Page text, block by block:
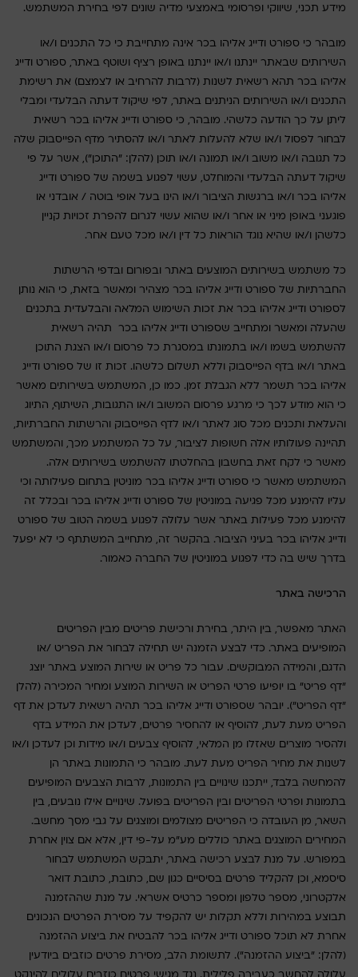
מידע תכני, שיווקי ופרסומי באמצעי מדיה שונים לפי בחירת המשתמש.
מובהר כי ספורט ודייג אליהו בכר אינה מתחייבת כי כל התכנים ו/או
השירותים שבאתר יינתנו ו/או יינתנו באופן רציף ושוטף באתר, ספורט ודייג
אליהו בכר תהא רשאית לשנות (לרבות להרחיב או לצמצם) את רשימת
התכנים ו/או השירותים הניתנים באתר, לפי שיקול דעתה הבלעדי ומבלי
ליתן על כך הודעה כלשהי. מובהר, כי ספורט ודייג אליהו בכר רשאית
לבחור לפסול ו/או שלא להעלות לאתר ו/או להסתיר מדף הפייסבוק שלה
כל תגובה ו/או משוב ו/או תמונה ו/או תוכן (להלן: "התוכן"), אשר על פי
שיקול דעתה הבלעדי והמוחלט, עשוי לפגוע בשמה של ספורט ודייג
אליהו בכר ו/או ברגשות הציבור ו/או הינו בעל אופי בוטה / אובדני או
פוגעני באופן מיני או אחר ו/או שהוא עשוי לגרום להפרת זכויות קניין
כלשהן ו/או שהיא נוגד הוראות כל דין ו/או מכל טעם אחר.
כל משתמש בשירותים המוצעים באתר ובפורום ובדפי הרשתות
החברתיות של ספורט ודייג אליהו בכר מצהיר ומאשר בזאת, כי הוא נותן
לספורט ודייג אליהו בכר את זכות השימוש המלאה והבלעדית בתכנים
שהעלה ומאשר ומתחייב שספורט ודייג אליהו בכר תהיה רשאית
להשתמש בשמו ו/או בתמונתו במסגרת כל פרסום ו/או הצגת התוכן
באתר ו/או בדף הפייסבוק וללא תשלום כלשהו. זכות זו של ספורט ודייג
אליהו בכר תשמר ללא הגבלת זמן. כמו כן, המשתמש בשירותים מאשר
כי הוא מודע לכך כי מרגע פרסום המשוב ו/או התגובות, השיתוף, התיוג
והעלאת ותכנים מכל סוג לאתר ו/או לדף הפייסבוק והרשתות החברתיות,
תהיינה פעולותיו אלה חשופות לציבור, על כל המשתמע מכך, והמשתמש
מאשר כי לקח זאת בחשבון בהחלטתו להשתמש בשירותים אלה.
המשתמש מאשר כי ספורט ודייג אליהו בכר מוניטין בתחום פעילותה וכי
עליו להימנע מכל פגיעה במוניטין של ספורט ודייג אליהו בכר ובכלל זה
להימנע מכל פעילות באתר אשר עלולה לפגוע בשמה הטוב של ספורט
ודייג אליהו בכר בעיני הציבור. בהקשר זה, מתחייב המשתתף כי לא יפעל
בדרך שיש בה כדי לפגוע במוניטין של החברה כאמור.
הרכישה באתר
האתר מאפשר, בין היתר, בחירת ורכישת פריטים מבין הפריטים
המופיעים באתר. כדי לבצע הזמנה יש תחילה לבחור את הפריט /או
הדגם, והמידה המבוקשים. עבור כל פריט או שירות המוצע באתר יוצג
"דף פריט" בו יופיעו פרטי הפריט או השירות המוצע ומחיר המכירה (להלן
"דף הפריט"). יובהר שספורט ודייג אליהו בכר תהיה רשאית לעדכן את דף
הפריט מעת לעת, להוסיף או להחסיר פרטים, לעדכן את המידע בדף
ולהסיר מוצרים שאזלו מן המלאי, להוסיף צבעים ו/או מידות וכן לעדכן ו/או
לשנות את מחיר הפריט מעת לעת. מובהר כי התמונות באתר הן
להמחשה בלבד, ייתכנו שינויים בין התמונות, לרבות הצבעים המופיעים
בתמונות ופרטי הפריטים ובין הפריטים בפועל. שינויים אילו נובעים, בין
השאר, מן העובדה כי הפריטים מצולמים ומוצגים על גבי מסך מחשב.
המחירים המוצגים באתר כוללים מע"מ על-פי דין, אלא אם צוין אחרת
במפורש. על מנת לבצע רכישה באתר, יתבקש המשתמש לבחור
סיסמא, וכן להקליד פרטים בסיסיים כגון שם, כתובת, כתובת דואר
אלקטרוני, מספר טלפון ומספר כרטיס אשראי. על מנת שההזמנה
תבוצע במהירות וללא תקלות יש להקפיד על מסירת הפרטים הנכונים
אחרת לא תוכל ספורט ודייג אליהו בכר להבטיח את ביצוע ההזמנה
(להלן: "ביצוע ההזמנה"). לתשומת הלב, מסירת פרטים כוזבים ביודעין